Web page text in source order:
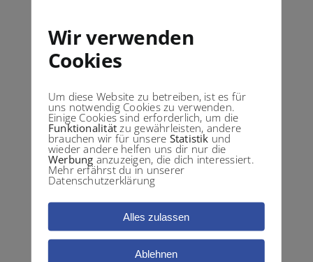
Obertürkheim
Öffingen
Ostfildern
Parksiedlung
Plieningen
Remseck am Neckar
Riedenberg
Rohracker
Rot
Rotenberg
Scharnhausen
Wir verwenden
Cookies
Um diese Website zu betreiben, ist es für
uns notwendig Cookies zu verwenden.
Einige Cookies sind erforderlich, um die
Funktionalität zu gewährleisten, andere
brauchen wir für unsere Statistik und
wieder andere helfen uns dir nur die
Werbung anzuzeigen, die dich interessiert.
Mehr erfährst du in unserer
Datenschutzerklärung
Alles zulassen
Ablehnen